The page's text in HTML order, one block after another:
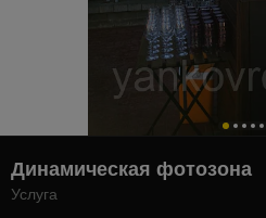
Динамическая фотозона
Услуга